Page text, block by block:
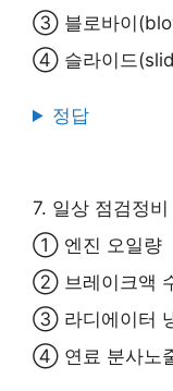
③ 블로바이
④ 슬라이드
정답
7. 일상 점검정
① 엔진 오일량
② 브레이크액
③ 라디에이터
④ 연료 분사노